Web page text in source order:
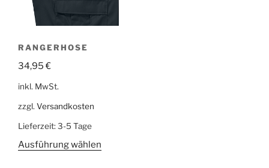
RANGERHOSE
34,95€
inkl. MwSt.
zzgl. Versandkosten
Lieferzeit: 3-5 Tage
Ausführung wählen